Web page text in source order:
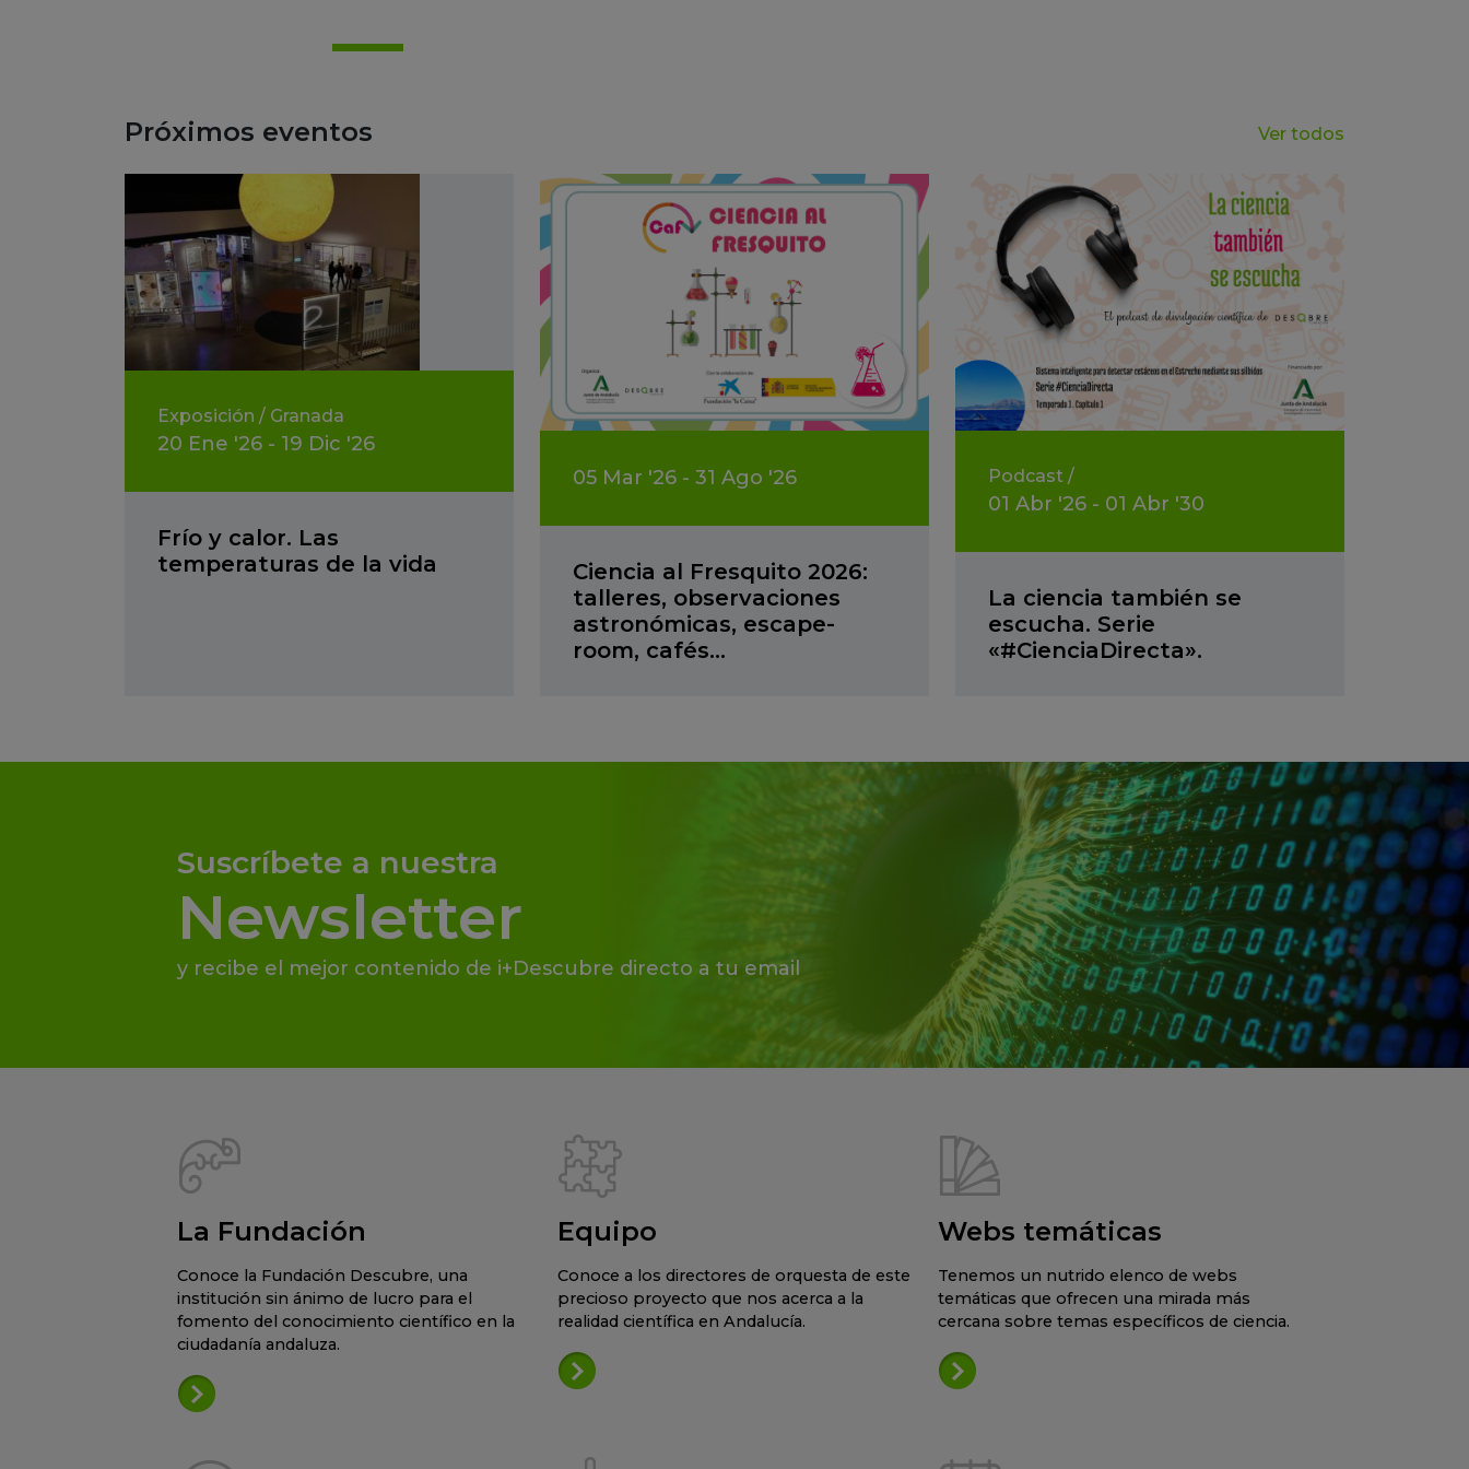
Próximos eventos Ver todos
Exposición / Granada
20 Ene '26 - 19 Dic '26
Frío y calor. Las
temperaturas de la vida
05 Mar '26 - 31 Ago '26
Ciencia al Fresquito 2026:
talleres, observaciones
astronómicas, escape-
room, cafés…
Podcast /
01 Abr '26 - 01 Abr '30
La ciencia también se
escucha. Serie
«#CienciaDirecta».
Suscríbete a nuestra
Newsletter
y recibe el mejor contenido de i+Descubre directo a tu email
La Fundación
Conoce la Fundación Descubre, una
institución sin ánimo de lucro para el
fomento del conocimiento científico en la
ciudadanía andaluza.
Equipo
Conoce a los directores de orquesta de este
precioso proyecto que nos acerca a la
realidad científica en Andalucía.
Webs temáticas
Tenemos un nutrido elenco de webs
temáticas que ofrecen una mirada más
cercana sobre temas específicos de ciencia.